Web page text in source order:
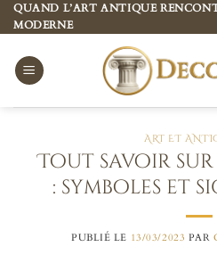
Passer
au
contenu
QUAND L’ART ANTIQUE
MODERNE
ART ET
Tout savoir sur
: symboles et
PUBLIÉ LE 13/03/2023 PAR